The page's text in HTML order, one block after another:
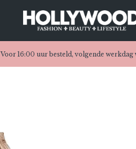
Voor 16:00 uur besteld, volgende werkdag